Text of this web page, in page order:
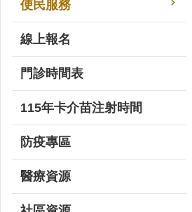
便民服務
線上報名
門診時間表
115年卡介苗注射時間
防疫專區
醫療資源